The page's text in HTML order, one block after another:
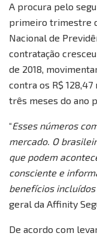
A procura pelo
primeiro trimestre
Nacional de
contratação
de 2018,
contra os R$
três meses do ano
“Esses números
mercado. O
que podem
consciente e
benefícios
geral da Affinity
De acordo com